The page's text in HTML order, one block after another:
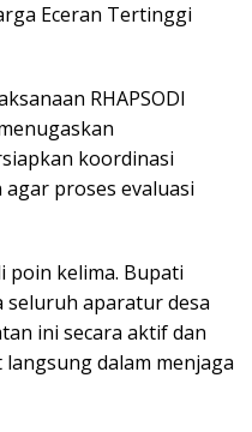
Eceran Tertinggi
RHAPSODI
koordinasi
proses evaluasi
poin kelima. Bupati
seluruh aparatur desa
ini secara aktif dan
dalam menjaga